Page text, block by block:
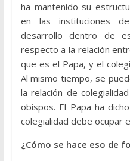
ha mantenido su
en las instituciones
desarrollo dentro de
respecto a la relación
que es el Papa, y el
Al mismo tiempo, se
la relación de
obispos. El Papa ha
colegialidad debe ocupar
¿Cómo se hace eso de